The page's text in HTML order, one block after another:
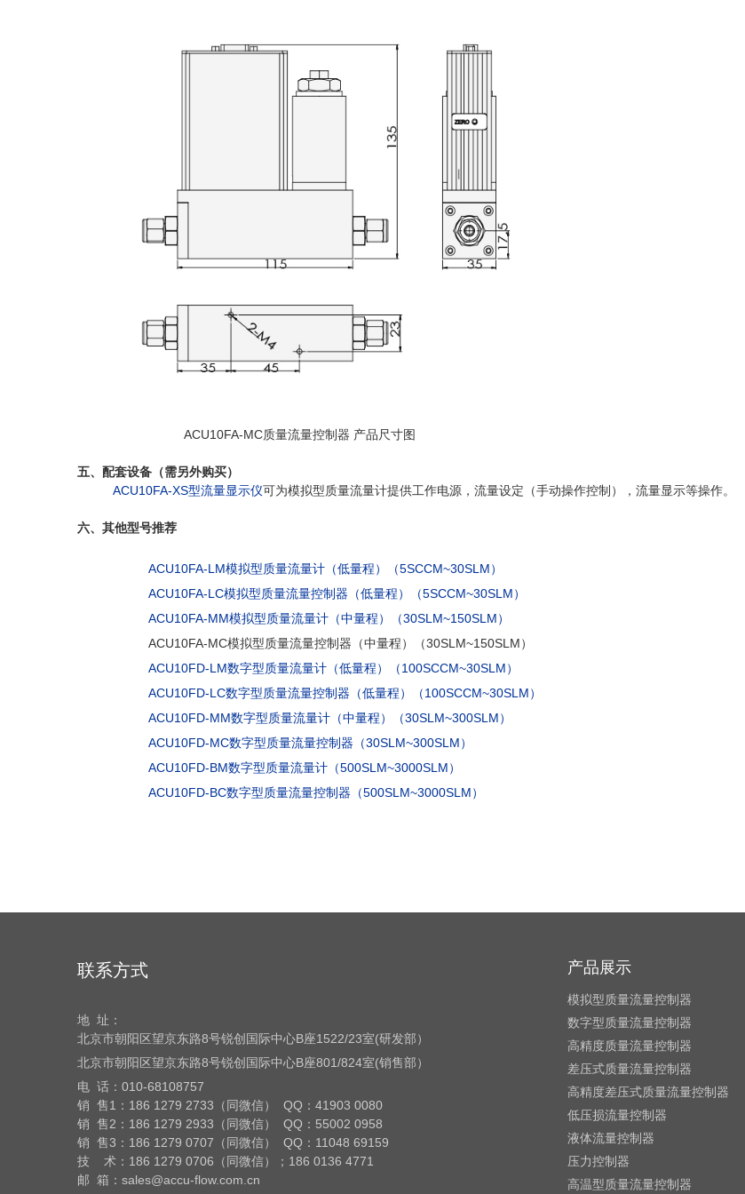
ACU10FA-MC质量流量控制器 产品尺寸图
五、配套设备（需另外购买）
ACU10FA-XS型流量显示仪可为模拟型质量流量计提供工作电源，流量设定（手动操作控制），流量显示等操作。
六、其他型号推荐
ACU10FA-LM模拟型质量流量计（低量程）（5SCCM~30SLM）
ACU10FA-LC模拟型质量流量控制器（低量程）（5SCCM~30SLM）
ACU10FA-MM模拟型质量流量计（中量程）（30SLM~150SLM）
ACU10FA-MC模拟型质量流量控制器（中量程）（30SLM~150SLM）
ACU10FD-LM数字型质量流量计（低量程）（100SCCM~30SLM）
ACU10FD-LC数字型质量流量控制器（低量程）
（100SCCM~30SLM）
ACU10FD-MM数字型质量流量计（中量程）（30SLM~300SLM）
ACU10FD-MC数字型质量流量控制器（30SLM~300SLM）
ACU10FD-BM数字型质量流量计（500SLM~3000SLM）
ACU10FD-BC数字型质量流量控制器（500SLM~3000SLM）
联系方式
地 址：
北京市朝阳区望京东路8号锐创国际中心B座1522/23室(研发部）
北京市朝阳区望京东路8号锐创国际中心B座801/824室(销售部）
电 话： 010-68108757
销 售1：186 1279 2733（同微信） QQ：41903 0080
销 售2：186 1279 2933（同微信） QQ：55002 0958
销 售3：186 1279 0707（同微信） QQ：11048 69159
技 术：186 1279 0706（同微信）；186 0136 4771
邮 箱：sales@accu-flow.com.cn
产品展示
模拟型质量流量控制器
数字型质量流量控制器
高精度质量流量控制器
差压式质量流量控制器
高精度差压式质量流量控制器
低压损流量控制器
液体流量控制器
压力控制器
高温型质量流量控制器